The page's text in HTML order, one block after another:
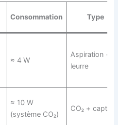
Consommation Type
≈ 4 W
Aspiration +
leurre
≈ 10 W
(système CO₂)
CO₂ + capture